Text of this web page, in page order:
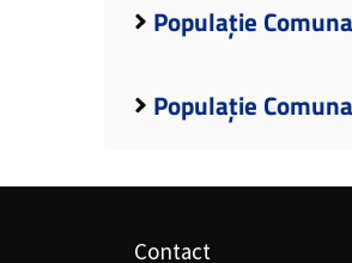
Populație
Populație
Contact